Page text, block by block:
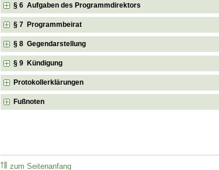
§ 6 Aufgaben des Programmdirektors
§ 7 Programmbeirat
§ 8 Gegendarstellung
§ 9 Kündigung
Protokollerklärungen
Fußnoten
zum Seitenanfang